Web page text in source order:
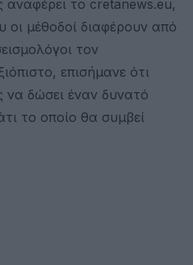
αναφέρει το cretanews.eu,
οι μέθοδοί διαφέρουν από
τον
επισήμανε ότι
δώσει έναν δυνατό
το οποίο θα συμβεί